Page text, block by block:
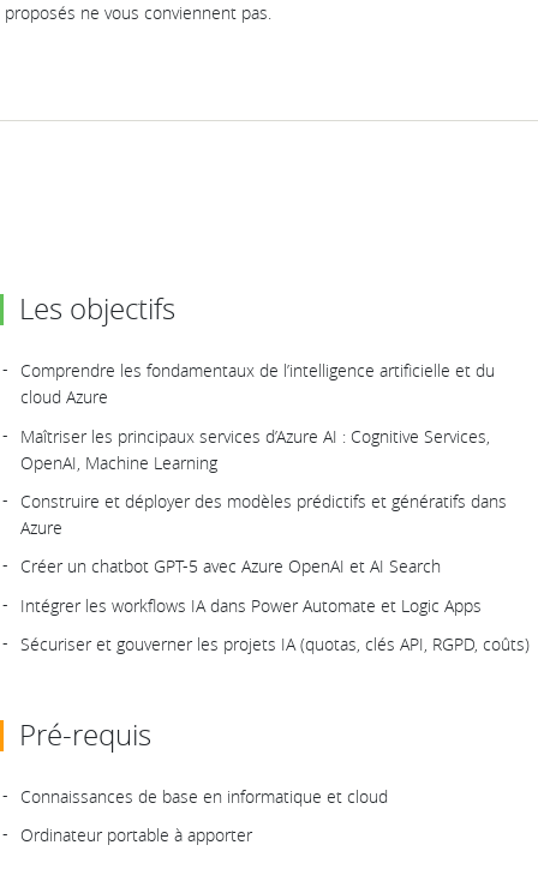
proposés ne vous conviennent pas.
Les objectifs
Comprendre les fondamentaux de l’intelligence artificielle et du
cloud Azure
Maîtriser les principaux services d’Azure AI : Cognitive Services,
OpenAI, Machine Learning
Construire et déployer des modèles prédictifs et génératifs dans
Azure
Créer un chatbot GPT-5 avec Azure OpenAI et AI Search
Intégrer les workflows IA dans Power Automate et Logic Apps
Sécuriser et gouverner les projets IA (quotas, clés API, RGPD, coûts)
Pré-requis
Connaissances de base en informatique et cloud
Ordinateur portable à apporter